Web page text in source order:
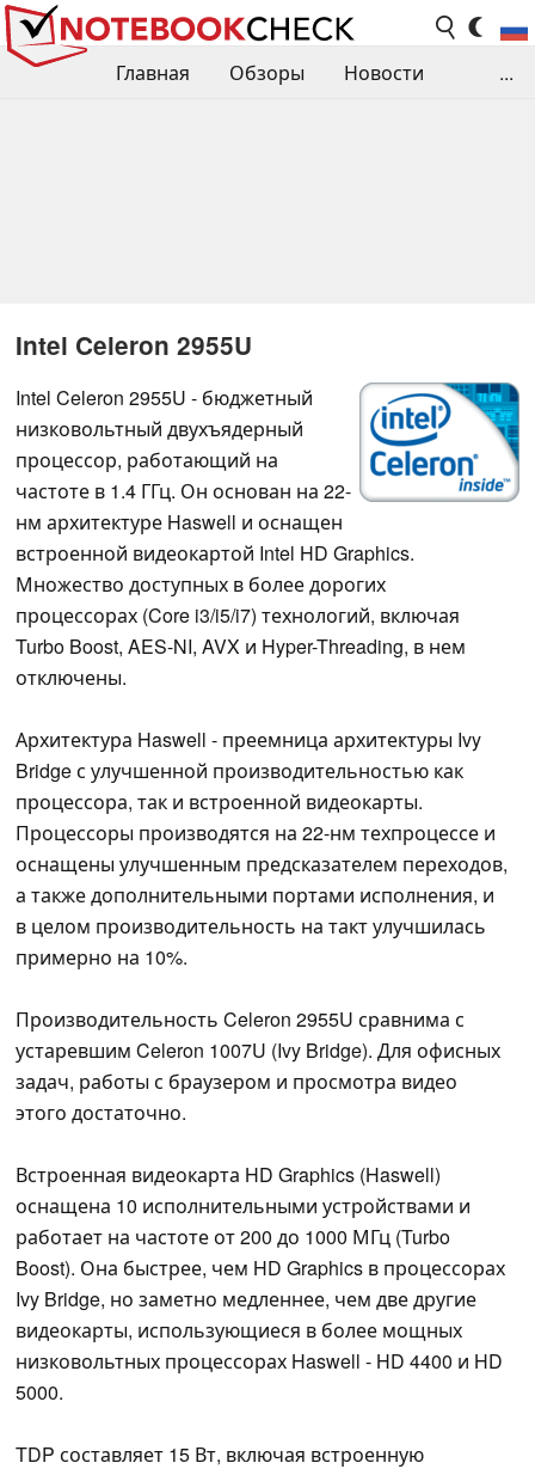
Главная Обзоры
Новости
...
Intel Celeron 2955U
Intel Celeron 2955U - бюджетный
низковольтный двухъядерный
процессор, работающий на
частоте в 1.4 ГГц. Он основан на 22-
нм архитектуре Haswell и оснащен
встроенной видеокартой Intel HD Graphics.
Множество доступных в более дорогих
процессорах (Core i3/i5/i7) технологий, включая
Turbo Boost, AES-NI, AVX и Hyper-Threading, в нем
отключены.
Архитектура Haswell - преемница архитектуры Ivy
Bridge с улучшенной производительностью как
процессора, так и встроенной видеокарты.
Процессоры производятся на 22-нм техпроцессе и
оснащены улучшенным предсказателем переходов,
а также дополнительными портами исполнения, и
в целом производительность на такт улучшилась
примерно на 10%.
Производительность Celeron 2955U сравнима с
устаревшим Celeron 1007U (Ivy Bridge). Для офисных
задач, работы с браузером и просмотра видео
этого достаточно.
Встроенная видеокарта HD Graphics (Haswell)
оснащена 10 исполнительными устройствами и
работает на частоте от 200 до 1000 МГц (Turbo
Boost). Она быстрее, чем HD Graphics в процессорах
Ivy Bridge, но заметно медленнее, чем две другие
видеокарты, использующиеся в более мощных
низковольтных процессорах Haswell - HD 4400 и HD
5000.
TDP составляет 15 Вт, включая встроенную